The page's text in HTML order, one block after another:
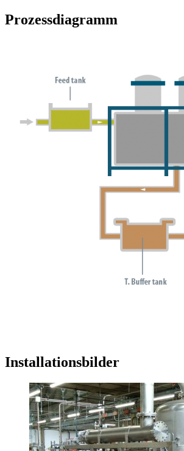
Prozessdiagramm
Installationsbilder